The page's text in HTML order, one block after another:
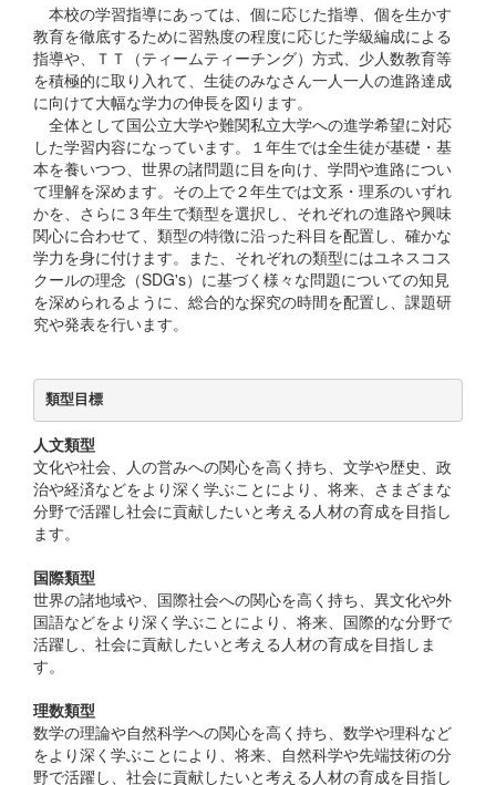
本校の学習指導にあっては、個に応じた指導、個を生かす
教育を徹底するために習熟度の程度に応じた学級編成による
指導や、ＴＴ（ティームティーチング）方式、少人数教育等
を積極的に取り入れて、生徒のみなさん一人一人の進路達成
に向けて大幅な学力の伸長を図ります。
全体として国公立大学や難関私立大学への進学希望に対応
した学習内容になっています。１年生では全生徒が基礎・基
本を養いつつ、世界の諸問題に目を向け、学問や進路につい
て理解を深めます。その上で２年生では文系・理系のいずれ
かを、さらに３年生で類型を選択し、それぞれの進路や興味
関心に合わせて、類型の特徴に沿った科目を配置し、確かな
学力を身に付けます。また、それぞれの類型にはユネスコス
クールの理念（SDG's）に基づく様々な問題についての知見
を深められるように、総合的な探究の時間を配置し、課題研
究や発表を行います。
類型目標
人文類型
文化や社会、人の営みへの関心を高く持ち、文学や歴史、政
治や経済などをより深く学ぶことにより、将来、さまざまな
分野で活躍し社会に貢献したいと考える人材の育成を目指し
ます。
国際類型
世界の諸地域や、国際社会への関心を高く持ち、異文化や外
国語などをより深く学ぶことにより、将来、国際的な分野で
活躍し、社会に貢献したいと考える人材の育成を目指しま
す。
理数類型
数学の理論や自然科学への関心を高く持ち、数学や理科など
をより深く学ぶことにより、将来、自然科学や先端技術の分
野で活躍し、社会に貢献したいと考える人材の育成を目指し